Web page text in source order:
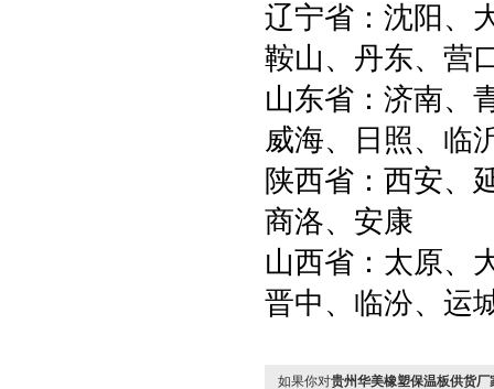
辽宁省：沈阳、
鞍山、丹东、营
山东省：济南、
威海、日照、临
陕西省：西安、
商洛、安康
山西省：太原、
晋中、临汾、运
如果你对贵州华美橡塑保温板供货厂